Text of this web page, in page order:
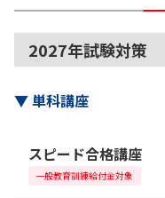
2027年試験対策
▼単科講座
スピード合格講座
一般教育訓練給付金対象